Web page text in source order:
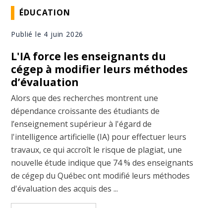
ÉDUCATION
Publié le 4 juin 2026
L'IA force les enseignants du
cégep à modifier leurs méthodes
d’évaluation
Alors que des recherches montrent une
dépendance croissante des étudiants de
l’enseignement supérieur à l'égard de
l'intelligence artificielle (IA) pour effectuer leurs
travaux, ce qui accroît le risque de plagiat, une
nouvelle étude indique que 74 % des enseignants
de cégep du Québec ont modifié leurs méthodes
d'évaluation des acquis des ...